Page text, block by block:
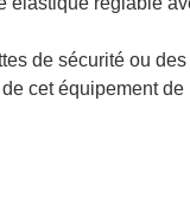
de sécurité ou
cet équipement de